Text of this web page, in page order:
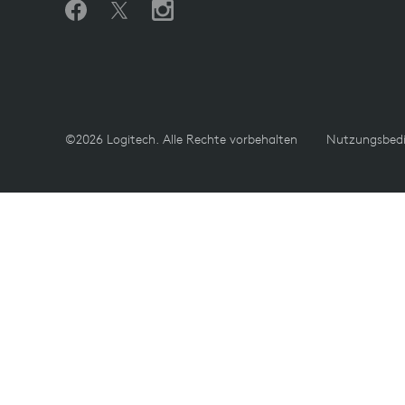
©2026 Logitech. Alle Rechte vorbehalten